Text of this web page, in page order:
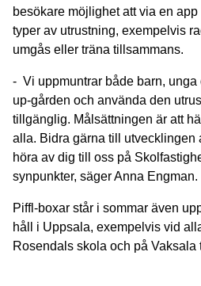
besökare möjlighet att via en
typer av utrustning, exempelvis
umgås eller träna tillsammans.
- Vi uppmuntrar både barn,
up-gården och använda den
tillgänglig. Målsättningen är att
alla. Bidra gärna till utvecklingen
höra av dig till oss på
synpunkter, säger Anna Engman.
Piffl-boxar står i sommar även
håll i Uppsala, exempelvis vid
Rosendals skola och på Vaksala